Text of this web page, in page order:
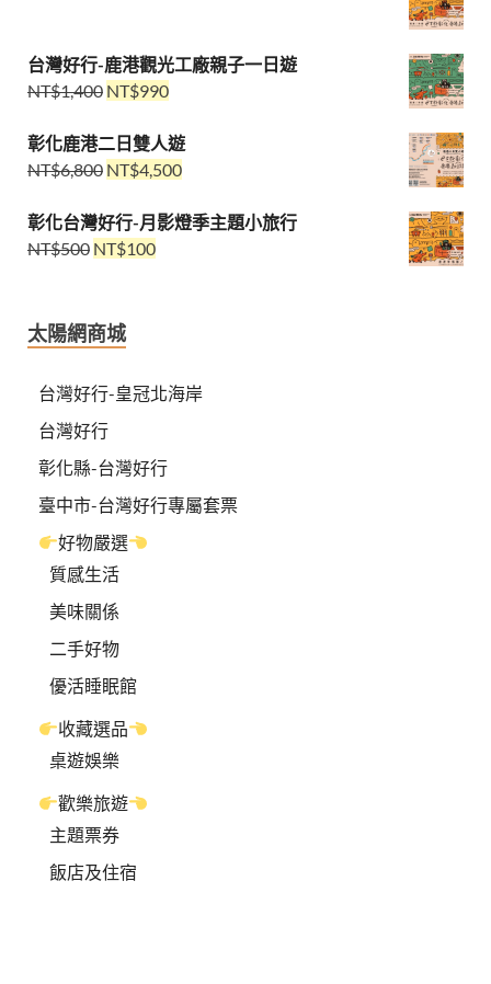
台灣好行-鹿港觀光工廠親子一日遊
NT$1,400 NT$990
彰化鹿港二日雙人遊
NT$6,800 NT$4,500
彰化台灣好行-月影燈季主題小旅行
NT$500 NT$100
太陽網商城
台灣好行-皇冠北海岸
台灣好行
彰化縣-台灣好行
臺中市-台灣好行專屬套票
好物嚴選
質感生活
美味關係
二手好物
優活睡眠館
收藏選品
桌遊娛樂
歡樂旅遊
主題票券
飯店及住宿